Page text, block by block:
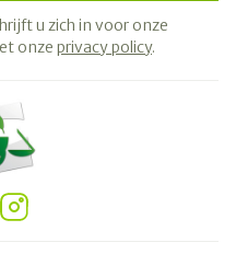
u zich in voor onze
onze privacy policy.